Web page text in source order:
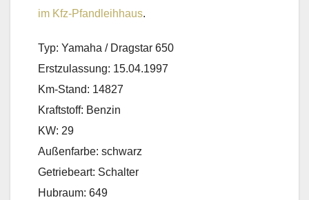
im Kfz-Pfandleihhaus.
Typ: Yamaha / Dragstar 650
Erstzulassung: 15.04.1997
Km-Stand: 14827
Kraftstoff: Benzin
KW: 29
Außenfarbe: schwarz
Getriebeart: Schalter
Hubraum: 649